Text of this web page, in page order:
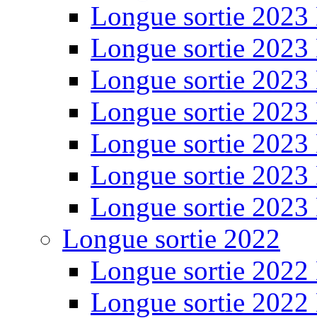
Longue sortie 2023
Longue sortie 2023
Longue sortie 2023
Longue sortie 2023
Longue sortie 2023
Longue sortie 2023
Longue sortie 2023
Longue sortie 2022
Longue sortie 2022
Longue sortie 2022